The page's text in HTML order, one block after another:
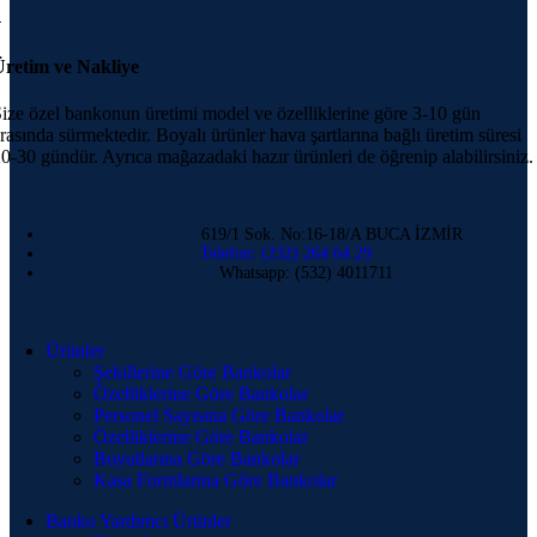
ve Nakliye
özel bankonun üretimi model ve özelliklerine göre 3-10 gün
sürmektedir. Boyalı ürünler hava şartlarına bağlı üretim süresi
30 gündür. Ayrıca mağazadaki hazır ürünleri de öğrenip alabilirsiniz.
619/1 Sok. No:16-18/A BUCA İZMİR
Telefon: (232) 264 64 29
Whatsapp: (532) 4011711
Ürünler
Şekillerine Göre Bankolar
Özelliklerine Göre Bankolar
Personel Sayısına Göre Bankolar
Özelliklerine Göre Bankolar
Boyutlarına Göre Bankolar
Kasa Formlarına Göre Bankolar
Banko Yardımcı Ürünler